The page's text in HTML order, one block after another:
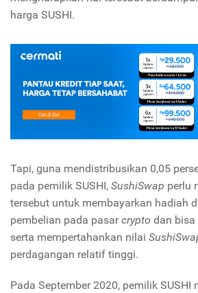
harga SUSHI.
Tapi, guna mendistribusikan 0,05
pada pemilik SUSHI, SushiSwap perlu
tersebut untuk membayarkan hadiah
pembelian pada pasarcrypto dan
serta mempertahankan nilai
perdagangan relatif tinggi.
Pada September 2020, pemilik SUSHI